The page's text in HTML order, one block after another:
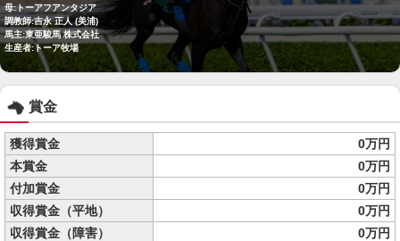
母:トーアフアンタジア
調教師:吉永 正人 (美浦)
馬主:東亜駿馬 株式会社
生産者:トーア牧場
賞金
獲得賞金
0万円
本賞金
0万円
付加賞金
0万円
収得賞金（平地）
0万円
収得賞金（障害）
0万円